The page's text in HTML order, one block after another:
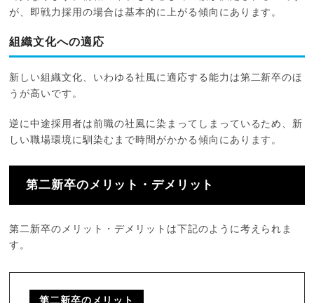
が、即戦力採用の場合は基本的に上がる傾向にあります。
組織文化への適応
新しい組織文化、いわゆる社風に適応する能力は第二新卒のほ
うが高いです。
逆に中途採用者は前職の社風に染まってしまっているため、新
しい職場環境に馴染むまで時間がかかる傾向にあります。
第二新卒のメリット・デメリット
第二新卒のメリット・デメリットは下記のように考えられま
す。
第二新卒のメリット